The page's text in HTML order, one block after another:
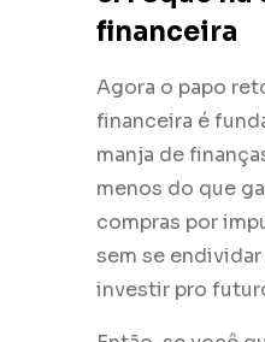
financeira
Agora o papo
financeira é
manja de
menos do que
compras por
sem se endividar
investir pro